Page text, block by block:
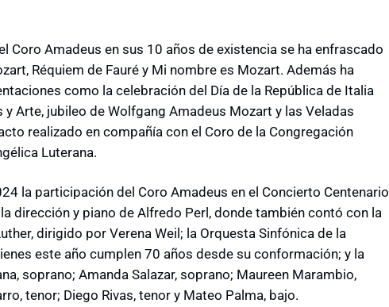
Coro Amadeus en sus 10 años de existencia se ha enfrascado
Réquiem de Fauré y Mi nombre es Mozart. Además ha
como la celebración del Día de la República de Italia
y Arte, jubileo de Wolfgang Amadeus Mozart y las Veladas
realizado en compañía con el Coro de la Congregación
Luterana.
la participación del Coro Amadeus en el Concierto Centenario
dirección y piano de Alfredo Perl, donde también contó con la
dirigido por Verena Weil; la Orquesta Sinfónica de la
este año cumplen 70 años desde su conformación; y la
soprano; Amanda Salazar, soprano; Maureen Marambio,
tenor; Diego Rivas, tenor y Mateo Palma, bajo.